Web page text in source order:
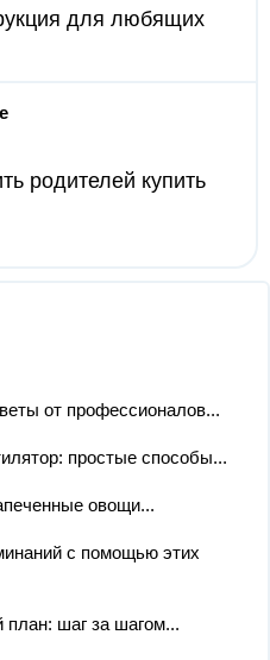
для любящих
родителей купить
от профессионалов...
простые способы...
овощи...
с помощью этих
план: шаг за шагом...